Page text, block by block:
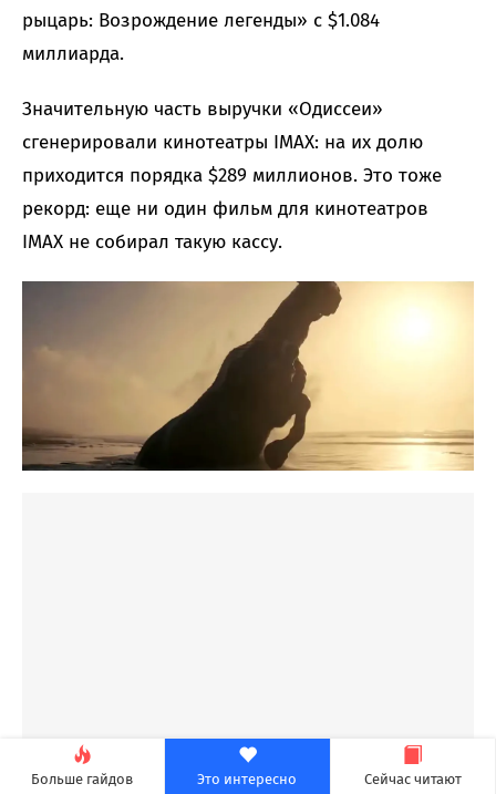
Больше гайдов Это интересно Сейчас читают
рыцарь: Возрождение легенды» с $1.084
миллиарда.
Значительную часть выручки «Одиссеи»
сгенерировали кинотеатры IMAX: на их долю
приходится порядка $289 миллионов. Это тоже
рекорд: еще ни один фильм для кинотеатров
IMAX не собирал такую кассу.